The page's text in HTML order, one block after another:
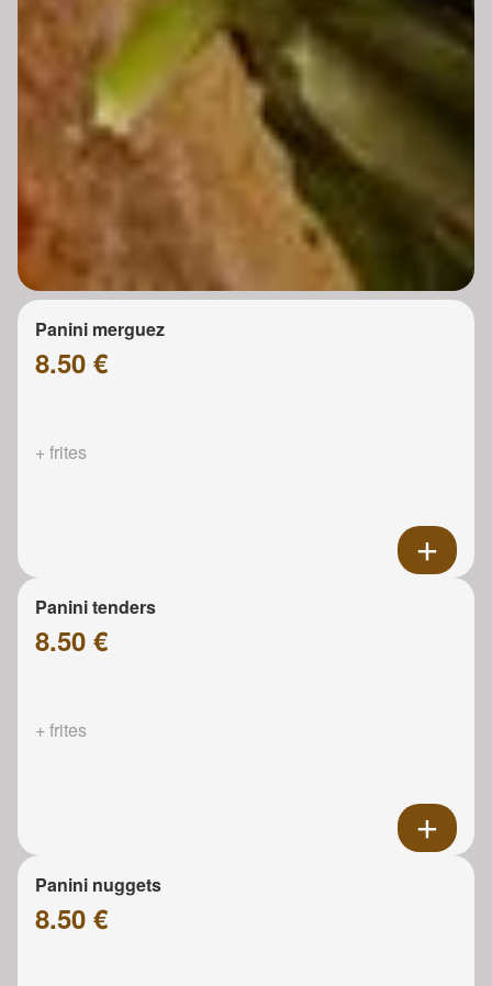
Panini merguez
8.50 €
+ frites
Panini tenders
8.50 €
+ frites
Panini nuggets
8.50 €